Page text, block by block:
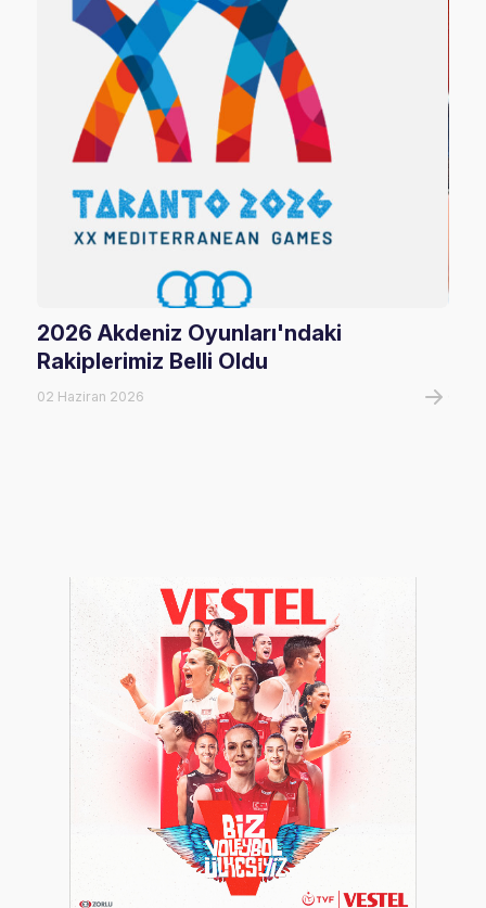
2026 Akdeniz Oyunları'ndaki
Rakiplerimiz Belli Oldu
02 Haziran 2026